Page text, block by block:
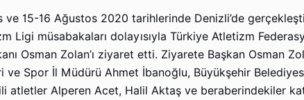
ve 15-16 Ağustos 2020 tarihlerinde Denizli’de
müsabakaları dolayısıyla Türkiye Atletizm
Osman Zolan’ı ziyaret etti. Ziyarete Başkan Osman
ve Spor İl Müdürü Ahmet İbanoğlu, Büyükşehir
atletler Alperen Acet, Halil Aktaş ve beraberindekiler